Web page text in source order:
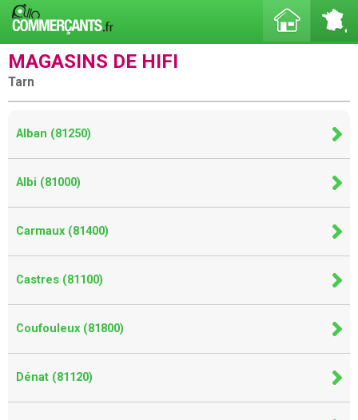
MAGASINS DE HIFI
Tarn
Alban (81250)
Albi (81000)
Carmaux (81400)
Castres (81100)
Coufouleux (81800)
Dénat (81120)